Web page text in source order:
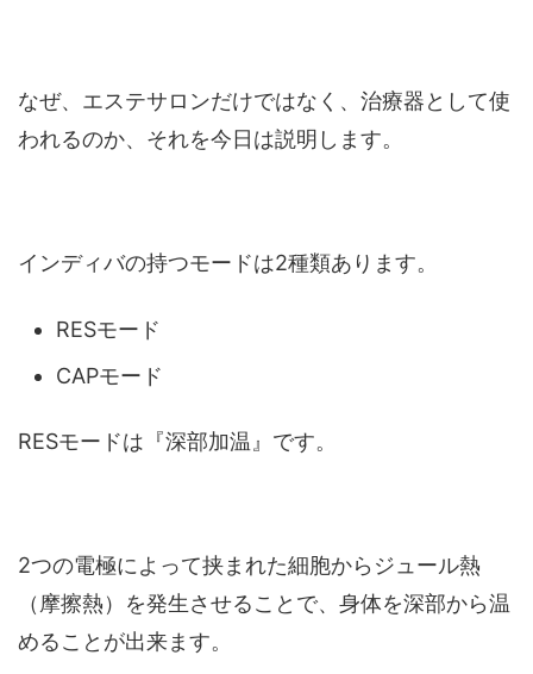
なぜ、エステサロンだけではなく、治療器として使
われるのか、それを今日は説明します。
インディバの持つモードは2種類あります。
RESモード
CAPモード
RESモードは『深部加温』です。
2つの電極によって挟まれた細胞からジュール熱
（摩擦熱）を発生させることで、身体を深部から温
めることが出来ます。